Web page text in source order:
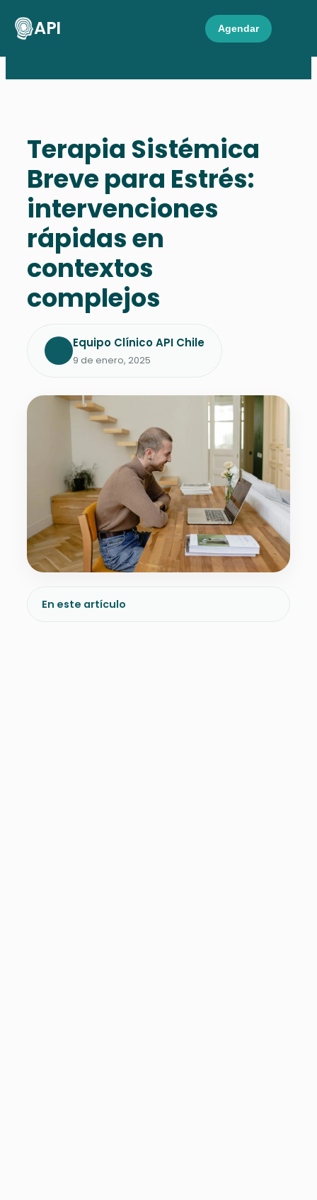
API Agendar
En este artículo
Terapia Sistémica
Breve para Estrés:
intervenciones
rápidas en
contextos
complejos
Equipo Clínico API Chile
9 de enero, 2025